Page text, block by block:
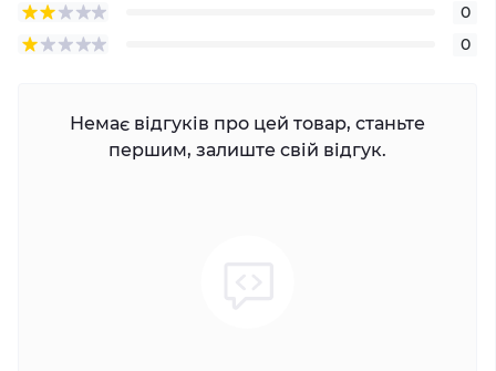
0
0
Немає відгуків про цей товар, станьте
першим, залиште свій відгук.